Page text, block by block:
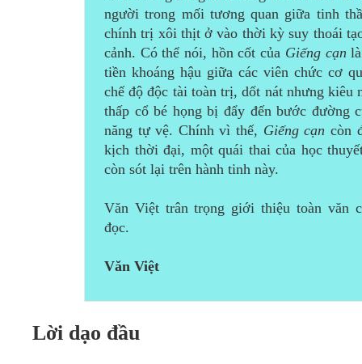
người trong mối tương quan giữa tinh
chính trị xôi thịt ở vào thời kỳ suy thoái
cảnh. Có thể nói, hồn cốt của Giếng cạn
tiền khoáng hậu giữa các viên chức cơ
chế độ độc tài toàn trị, dốt nát nhưng kiêu
thấp cổ bé họng bị đẩy đến bước đường
năng tự vệ. Chính vì thế, Giếng cạn còn
kịch thời đại, một quái thai của học
còn sót lại trên hành tinh này.
Văn Việt trân trọng giới thiệu toàn văn
đọc.
Văn Việt
Lời dạo đầu